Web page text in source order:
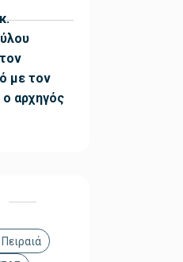
με τον
ο αρχηγός